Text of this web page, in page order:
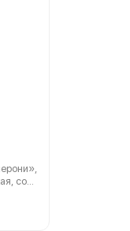
соус